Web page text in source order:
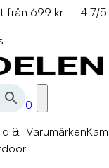
från 699 kr
4.7/
0
& Varumärken